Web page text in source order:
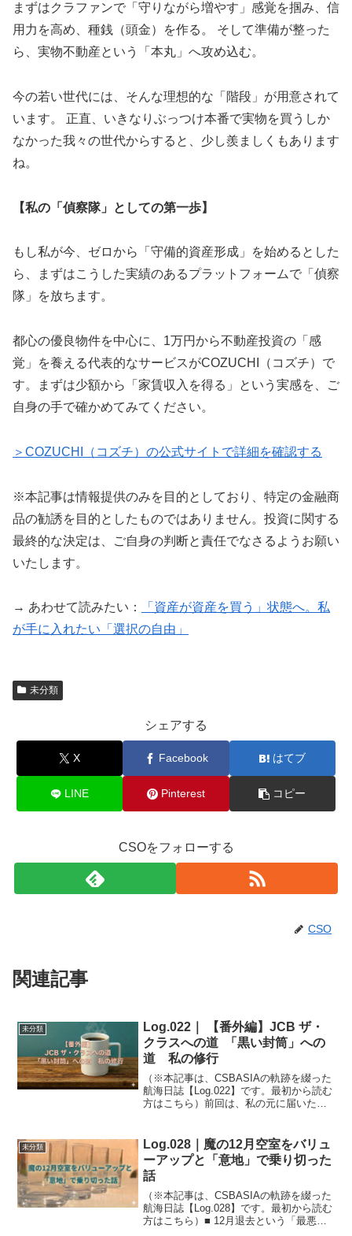
まずはクラファンで「守りながら増やす」感覚を掴み、信
用力を高め、種銭（頭金）を作る。 そして準備が整った
ら、実物不動産という「本丸」へ攻め込む。
今の若い世代には、そんな理想的な「階段」が用意されて
います。 正直、いきなりぶっつけ本番で実物を買うしか
なかった我々の世代からすると、少し羨ましくもあります
ね。
【私の「偵察隊」としての第一歩】
もし私が今、ゼロから「守備的資産形成」を始めるとした
ら、まずはこうした実績のあるプラットフォームで「偵察
隊」を放ちます。
都心の優良物件を中心に、1万円から不動産投資の「感
覚」を養える代表的なサービスがCOZUCHI（コズチ）で
す。まずは少額から「家賃収入を得る」という実感を、ご
自身の手で確かめてみてください。
＞COZUCHI（コズチ）の公式サイトで詳細を確認する
※本記事は情報提供のみを目的としており、特定の金融商
品の勧誘を目的としたものではありません。投資に関する
最終的な決定は、ご自身の判断と責任でなさるようお願い
いたします。
→ あわせて読みたい：
「資産が資産を買う」状態へ。私
が手に入れたい「選択の自由」
未分類
シェアする
X Facebook はてブ
LINE Pinterest コピー
CSOをフォローする
CSO
関連記事
未分類
Log.022｜ 【番外編】JCB ザ・
クラスへの道 「黒い封筒」への
道 私の修行
（※本記事は、CSBASIAの軌跡を綴った
航海日誌【Log.022】です。最初から読む
方はこちら）前回は、私の元に届いた
り）になったか、という「感情」の話を
しました。今...
未分類
Log.028｜魔の12月空室をバリュ
ーアップと「意地」で乗り切った
話
（※本記事は、CSBASIAの軌跡を綴った
航海日誌【Log.028】です。最初から読む
方はこちら）■ 12月退去という「最悪の